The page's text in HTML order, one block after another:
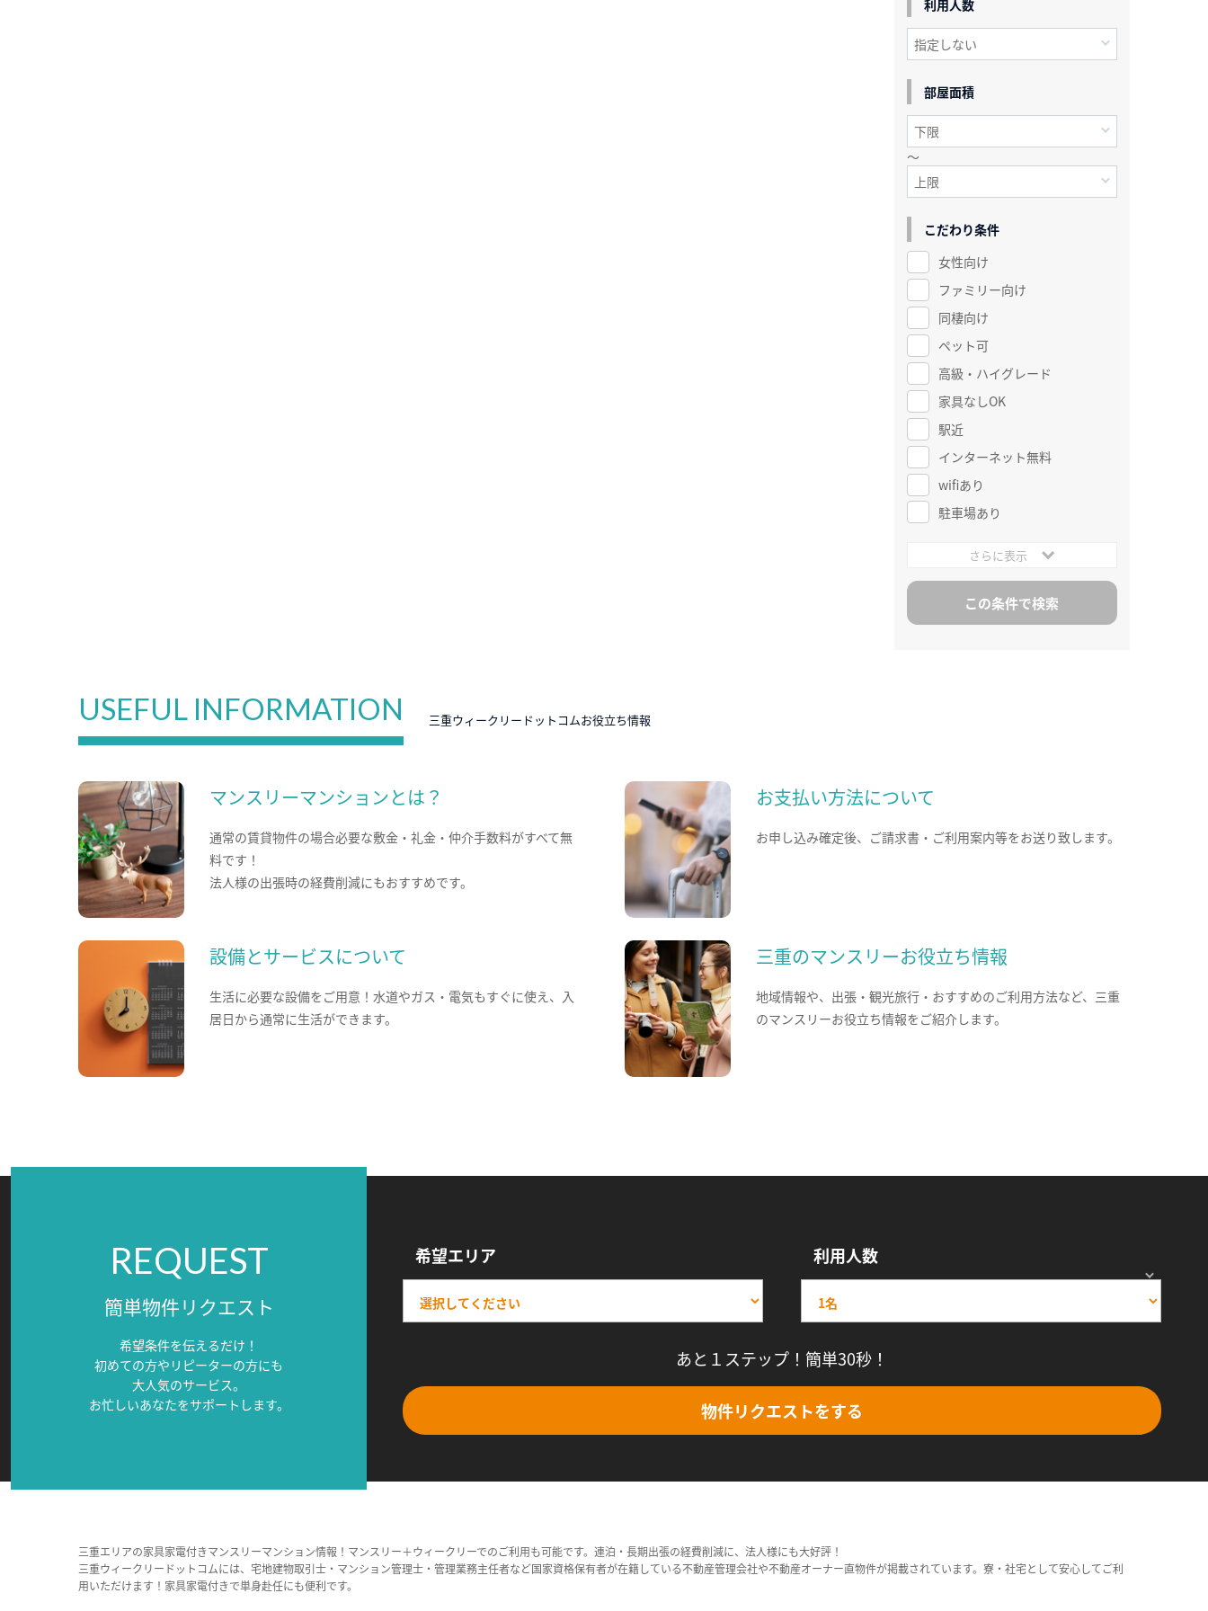
利用人数
部屋面積
～
こだわり条件
女性向け
ファミリー向け
同棲向け
ペット可
高級・ハイグレード
家具なしOK
駅近
インターネット無料
wifiあり
駐車場あり
さらに表示
USEFUL INFORMATION 三重ウィークリードットコムお役立ち情報
マンスリーマンションとは？
通常の賃貸物件の場合必要な敷金・礼金・仲介手数料がすべて無
料です！
法人様の出張時の経費削減にもおすすめです。
お支払い方法について
お申し込み確定後、ご請求書・ご利用案内等をお送り致します。
設備とサービスについて
生活に必要な設備をご用意！水道やガス・電気もすぐに使え、入
居日から通常に生活ができます。
三重のマンスリーお役立ち情報
地域情報や、出張・観光旅行・おすすめのご利用方法など、三重
のマンスリーお役立ち情報をご紹介します。
REQUEST
簡単物件リクエスト
希望条件を伝えるだけ！
初めての方やリピーターの方にも
大人気のサービス。
お忙しいあなたをサポートします。
希望エリア 利用人数
あと１ステップ！簡単30秒！
物件リクエストをする
三重エリアの家具家電付きマンスリーマンション情報！マンスリー＋ウィークリーでのご利用も可能です。連泊・長期出張の経費削減に、法人様にも大好評！
三重ウィークリードットコムには、宅地建物取引士・マンション管理士・管理業務主任者など国家資格保有者が在籍している不動産管理会社や不動産オーナー直物件が掲載されています。寮・社宅として安心してご利
用いただけます！家具家電付きで単身赴任にも便利です。